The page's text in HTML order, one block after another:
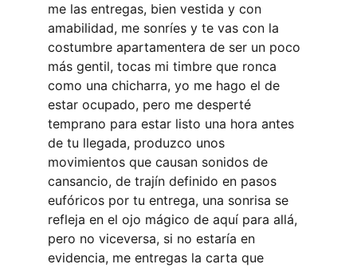
me las entregas, bien vestida y con
amabilidad, me sonríes y te vas con la
costumbre apartamentera de ser un poco
más gentil, tocas mi timbre que ronca
como una chicharra, yo me hago el de
estar ocupado, pero me desperté
temprano para estar listo una hora antes
de tu llegada, produzco unos
movimientos que causan sonidos de
cansancio, de trajín definido en pasos
eufóricos por tu entrega, una sonrisa se
refleja en el ojo mágico de aquí para allá,
pero no viceversa, si no estaría en
evidencia, me entregas la carta que